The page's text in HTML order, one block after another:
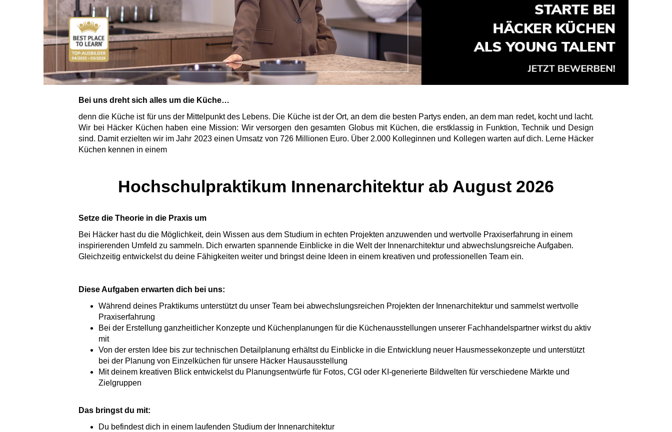
Bei uns dreht sich alles um die Küche…
denn die Küche ist für uns der Mittelpunkt des Lebens. Die Küche ist der Ort, an dem die besten Partys enden, an dem man redet, kocht und lacht.
Wir bei Häcker Küchen haben eine Mission: Wir versorgen den gesamten Globus mit Küchen, die erstklassig in Funktion, Technik und Design
sind. Damit erzielten wir im Jahr 2023 einen Umsatz von 726 Millionen Euro. Über 2.000 Kolleginnen und Kollegen warten auf dich. Lerne Häcker
Küchen kennen in einem
Hochschulpraktikum Innenarchitektur ab August 2026
Setze die Theorie in die Praxis um
Bei Häcker hast du die Möglichkeit, dein Wissen aus dem Studium in echten Projekten anzuwenden und wertvolle Praxiserfahrung in einem
inspirierenden Umfeld zu sammeln. Dich erwarten spannende Einblicke in die Welt der Innenarchitektur und abwechslungsreiche Aufgaben.
Gleichzeitig entwickelst du deine Fähigkeiten weiter und bringst deine Ideen in einem kreativen und professionellen Team ein.
Diese Aufgaben erwarten dich bei uns:
Während deines Praktikums unterstützt du unser Team bei abwechslungsreichen Projekten der Innenarchitektur und sammelst wertvolle
Praxiserfahrung
Bei der Erstellung ganzheitlicher Konzepte und Küchenplanungen für die Küchenausstellungen unserer Fachhandelspartner wirkst du aktiv
mit
Von der ersten Idee bis zur technischen Detailplanung erhältst du Einblicke in die Entwicklung neuer Hausmessekonzepte und unterstützt
bei der Planung von Einzelküchen für unsere Häcker Hausausstellung
Mit deinem kreativen Blick entwickelst du Planungsentwürfe für Fotos, CGI oder KI-generierte Bildwelten für verschiedene Märkte und
Zielgruppen
Das bringst du mit:
Du befindest dich in einem laufenden Studium der Innenarchitektur